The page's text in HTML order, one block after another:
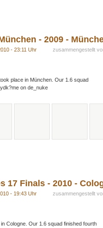
- 2009 -
- 23:11 Uhr zusammengestellt
place in München. Our 1.6 squad
on de_nuke
17 Finals - 2010 -
- 19:43 Uhr zusammengestellt
Cologne. Our 1.6 squad finished fourth